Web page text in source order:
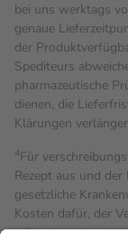
bei uns werktags
genaue
der
Spediteurs
pharmazeutische
dienen, die
Klärungen
4Für
Rezept aus und
gesetzliche
Kosten dafür, der
mit.